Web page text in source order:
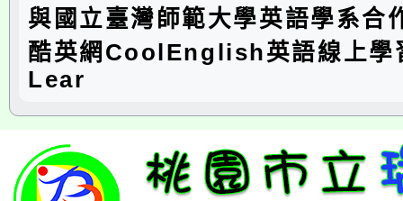
與國立臺灣師範大學英語學系合
酷英網CoolEnglish英語線上學
Lear